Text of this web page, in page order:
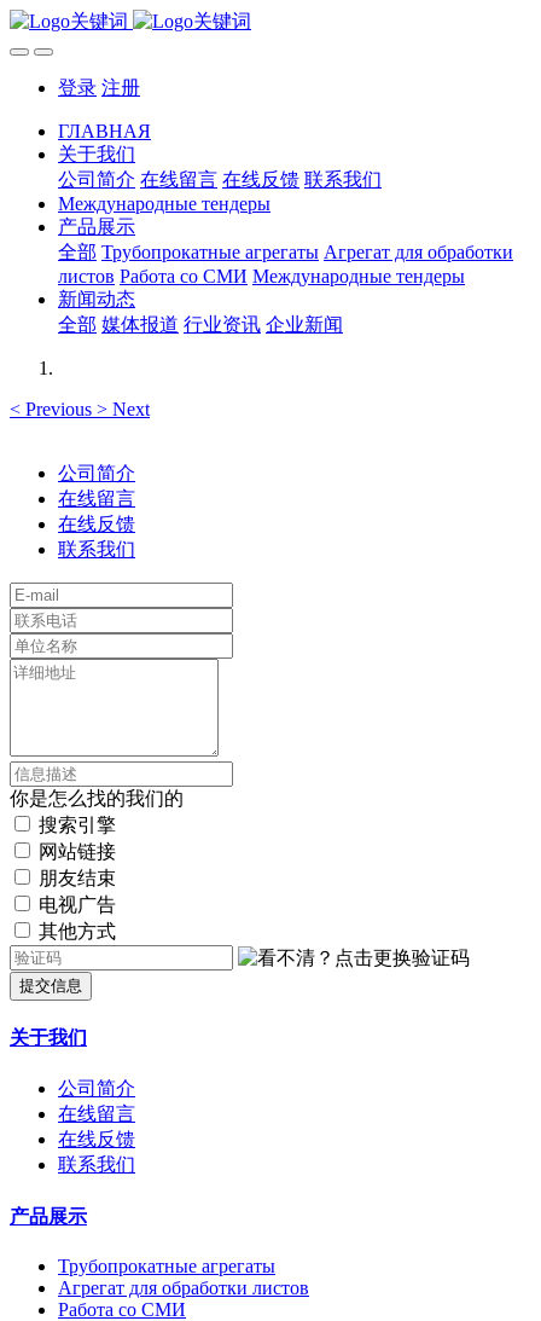
登录 注册
ГЛАВНАЯ
关于我们
公司简介 在线留言 在线反馈 联系我们
Международные тендеры
产品展示
全部 Трубопрокатные агрегаты Агрегат для обработки
листов Работа со СМИ Международные тендеры
新闻动态
全部 媒体报道 行业资讯 企业新闻
< Previous > Next
公司简介
在线留言
在线反馈
联系我们
你是怎么找的我们的
搜索引擎
网站链接
朋友结束
电视广告
其他方式
提交信息
关于我们
公司简介
在线留言
在线反馈
联系我们
产品展示
Трубопрокатные агрегаты
Агрегат для обработки листов
Работа со СМИ